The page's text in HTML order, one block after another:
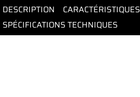
DESCRIPTION
CARACTÉRISTIQUES
SPÉCIFICATIONS TECHNIQUES